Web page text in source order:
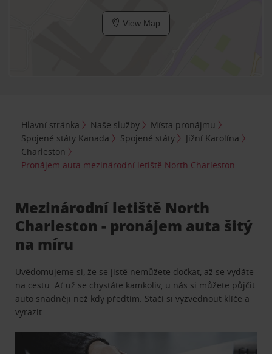
View Map
Hlavní stránka Naše služby
Místa pronájmu
Spojené státy Kanada
Spojené státy
Jižní Karolína
Charleston
Pronájem auta mezinárodní letiště North Charleston
Mezinárodní letiště North
Charleston - pronájem auta šitý
na míru
Uvědomujeme si, že se jistě nemůžete dočkat, až se vydáte
na cestu. Ať už se chystáte kamkoliv, u nás si můžete půjčit
auto snadněji než kdy předtím. Stačí si vyzvednout klíče a
vyrazit.